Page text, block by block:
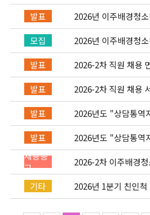
발표
2026년 이주배경청
교육지원사업 수행
표
모집
2026년 이주배경청
교육지원 사업 위탁
발표
2026-2차 직원 채용
자 발표 및 적격심사
발표
2026-2차 직원 채용
자 발표 및 면접전형
발표
2026년도 "상담통역
러, 몽)" 면접심사 합
발표
2026년도 "상담통역
러, 몽)" 서류심사 합
채용공
고
2026-2차 이주배경
직원(기획운영실/사
협력부) 채용공고
기타 2026년 1분기 친인